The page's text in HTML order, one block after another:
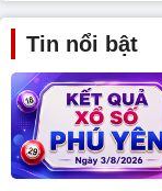
Tin nổi bật